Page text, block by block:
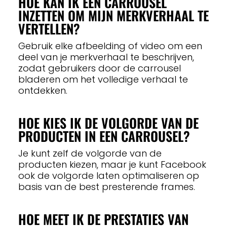
INZETTEN OM MIJN MERKVERHAAL TE
VERTELLEN?
Gebruik elke afbeelding of video om een
deel van je merkverhaal te beschrijven,
zodat gebruikers door de carrousel
bladeren om het volledige verhaal te
ontdekken.
HOE KIES IK DE VOLGORDE VAN DE
PRODUCTEN IN EEN CARROUSEL?
Je kunt zelf de volgorde van de
producten kiezen, maar je kunt Facebook
ook de volgorde laten optimaliseren op
basis van de best presterende frames.
HOE MEET IK DE PRESTATIES VAN